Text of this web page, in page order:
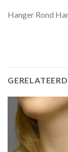
Hanger Rond